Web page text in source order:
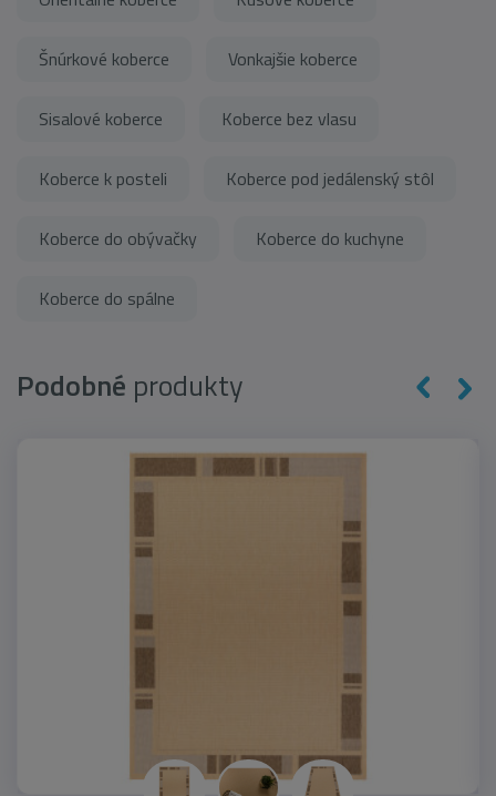
Šnúrkové koberce Vonkajšie koberce
Sisalové koberce Koberce bez vlasu
Koberce k posteli Koberce pod jedálenský stôl
Koberce do obývačky Koberce do kuchyne
Koberce do spálne
Podobné produkty